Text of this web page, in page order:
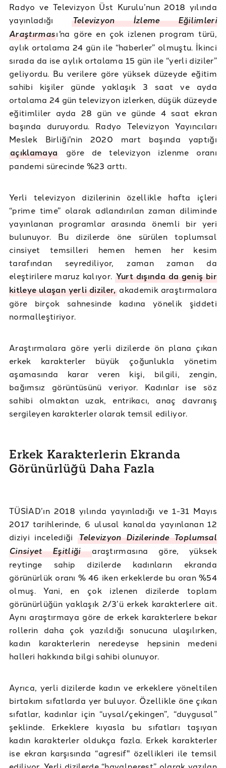
Radyo ve Televizyon Üst Kurulu’nun 2018 yılında
yayınladığı Televizyon İzleme Eğilimleri
Araştırması'na göre en çok izlenen program türü,
aylık ortalama 24 gün ile “haberler” olmuştu. İkinci
sırada da ise aylık ortalama 15 gün ile “yerli diziler”
geliyordu. Bu verilere göre yüksek düzeyde eğitim
sahibi kişiler günde yaklaşık 3 saat ve ayda
ortalama 24 gün televizyon izlerken, düşük düzeyde
eğitimliler ayda 28 gün ve günde 4 saat ekran
başında duruyordu. Radyo Televizyon Yayıncıları
Meslek Birliği'nin 2020 mart başında yaptığı
açıklamaya göre de televizyon izlenme oranı
pandemi sürecinde %23 arttı.
Yerli televizyon dizilerinin özellikle hafta içleri
“prime time” olarak adlandırılan zaman diliminde
yayınlanan programlar arasında önemli bir yeri
bulunuyor. Bu dizilerde öne sürülen toplumsal
cinsiyet temsilleri hemen hemen her kesim
tarafından seyrediliyor, zaman zaman da
eleştirilere maruz kalıyor. Yurt dışında da geniş bir
kitleye ulaşan yerli diziler,akademik araştırmalara
göre birçok sahnesinde kadına yönelik şiddeti
normalleştiriyor.
Araştırmalara göre yerli dizilerde ön plana çıkan
erkek karakterler büyük çoğunlukla yönetim
aşamasında karar veren kişi, bilgili, zengin,
bağımsız görüntüsünü veriyor. Kadınlar ise söz
sahibi olmaktan uzak, entrikacı, anaç davranış
sergileyen karakterler olarak temsil ediliyor.
Erkek Karakterlerin Ekranda
Görünürlüğü Daha Fazla
TÜSİAD’ın 2018 yılında yayınladığı ve 1-31 Mayıs
2017 tarihlerinde, 6 ulusal kanalda yayınlanan 12
diziyi incelediğiTelevizyon Dizilerinde Toplumsal
Cinsiyet Eşitliğiaraştırmasına göre, yüksek
reytinge sahip dizilerde kadınların ekranda
görünürlük oranı % 46 iken erkeklerde bu oran %54
olmuş. Yani, en çok izlenen dizilerde toplam
görünürlüğün yaklaşık 2/3’ü erkek karakterlere ait.
Aynı araştırmaya göre de erkek karakterlere bekar
rollerin daha çok yazıldığı sonucuna ulaşılırken,
kadın karakterlerin neredeyse hepsinin medeni
halleri hakkında bilgi sahibi olunuyor.
Ayrıca, yerli dizilerde kadın ve erkeklere yöneltilen
birtakım sıfatlarda yer buluyor. Özellikle öne çıkan
sıfatlar, kadınlar için “uysal/çekingen”, “duygusal”
şeklinde. Erkeklere kıyasla bu sıfatları taşıyan
kadın karakterler oldukça fazla. Erkek karakterler
ise ekran karşısında “agresif" özellikleri ile temsil